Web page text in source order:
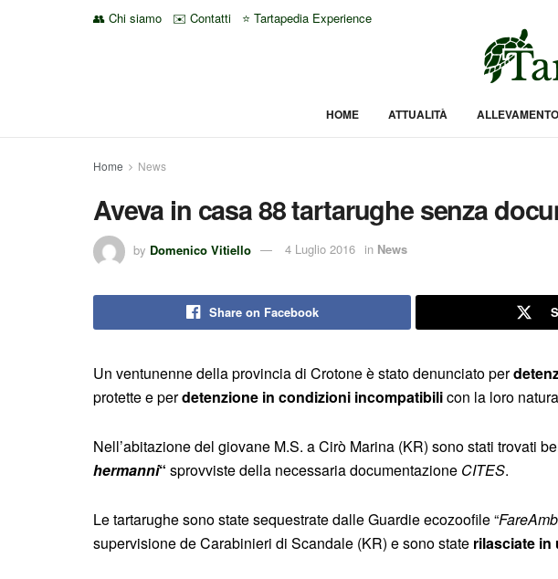
👥 Chi siamo ✉️ Contatti ⭐ Tartapedia Experience
HOME ATTUALITÀ ALLEVAMENTO
Home News
Aveva in casa 88 tartarughe senza
by Domenico Vitiello 4 Luglio 2016 in News
Share on Facebook
Un ventunenne della provincia di Crotone è stato denunciato per
protette e perdetenzione in condizioni incompatibilicon la loro
Nell’abitazione del giovane M.S. a Cirò Marina (KR) sono stati trovati
hermanni“ sprovviste della necessaria documentazione CITES.
Le tartarughe sono state sequestrate dalle Guardie ecozoofile “
supervisione de Carabinieri di Scandale (KR) e sono state rilasciate in